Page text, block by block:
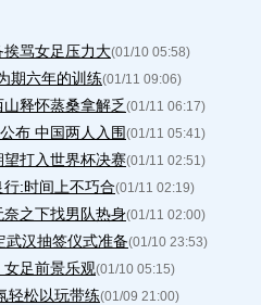
骂女足压力大(01/10 05:58)
期六年的训练(01/11 09:06)
释怀蒸桑拿解乏(01/11 06:17)
布 中国两人入围(01/11 05:41)
打入世界杯决赛(01/11 02:51)
:时间上不巧合(01/11 02:19)
之下找男队热身(01/11 02:00)
武汉抽签仪式准备(01/10 23:53)
女足前景乐观(01/10 05:15)
轻松以玩带练(01/09 21:00)